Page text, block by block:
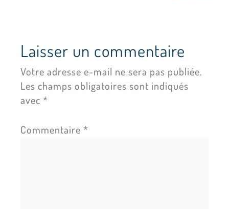
Laisser un commentaire
Votre adresse e-mail ne sera pas publiée.
Les champs obligatoires sont indiqués
avec *
Commentaire *